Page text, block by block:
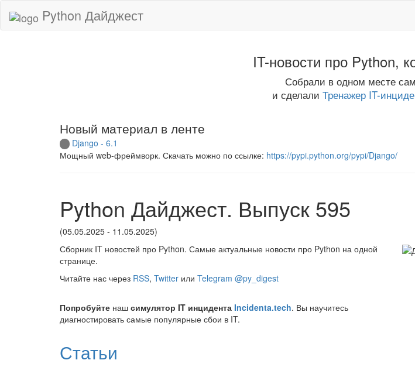
Python Дайджест
IT-новости про Python,
Собрали в одном месте
и сделали Тренажер IT-
Новый материал в ленте
Django - 6.1
Мощный web-фреймворк. Скачать можно по ссылке: https://pypi.python.org/pypi/Django/
Python Дайджест. Выпуск 595
(05.05.2025 - 11.05.2025)
Сборник IT новостей про Python. Самые актуальные новости про Python на одной
странице.
Читайте нас через RSS, Twitter или Telegram @py_digest
Попробуйте наш симулятор IT инцидента Incidenta.tech. Вы научитесь
диагностировать самые популярные сбои в IT.
Статьи